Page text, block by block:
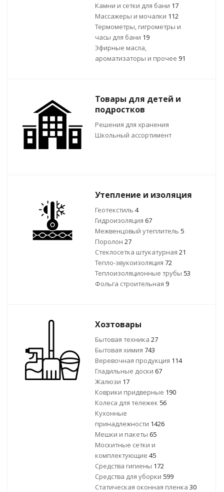
Камни и сетки для бани 17
Массажеры и мочалки 112
Термометры, гигрометры и
часы для бани 19
Эфирные масла,
ароматизаторы и прочее 91
Товары для детей и
подростков
Решения для хранения
Школьный ассортимент
Утепление и изоляция
Геотекстиль 4
Гидроизоляция 67
Межвенцовый утеплитель 5
Поролон 27
Стеклосетка штукатурная 21
Тепло-звукоизоляция 72
Теплоизоляционные трубы 53
Фольга строительная 9
Хозтовары
Бытовая техника 27
Бытовая химия 743
Веревочная продукция 114
Гладильные доски 67
Жалюзи 17
Коврики придверные 190
Колеса для тележек 56
Кухонные
принадлежности 1426
Мешки и пакеты 65
Москитные сетки и
комплектующие 45
Средства гигиены 172
Средства для уборки 599
Статическая оконная пленка 30